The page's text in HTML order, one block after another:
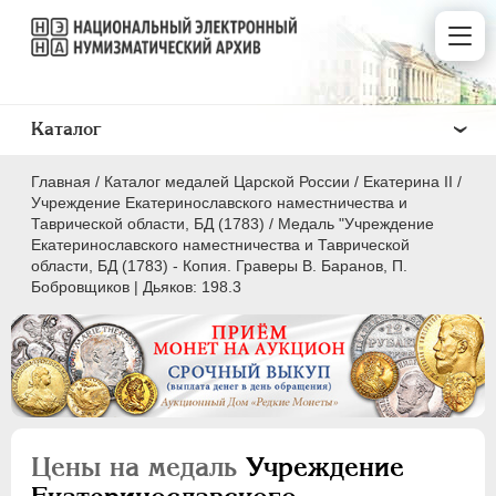
Главная / Каталог медалей Царской России / Екатерина II /
Учреждение Екатеринославского наместничества и
Таврической области, БД (1783) / Медаль "Учреждение
Екатеринославского наместничества и Таврической
области, БД (1783) - Копия. Граверы В. Баранов, П.
Бобровщиков | Дьяков: 198.3
Цены на медаль Учреждение
Каталог
ВСЕ
ПEТР I 1699-1725
ЕКАТЕРИНА I 1725-1727
ПЕТР II 1727-1729
ИОАНН АНТОНОВИЧ 1740-1741